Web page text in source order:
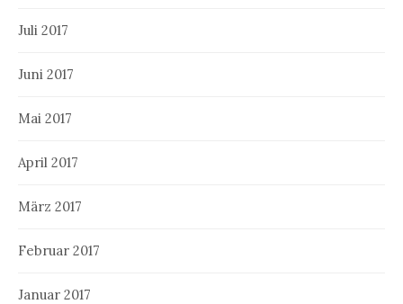
Juli 2017
Juni 2017
Mai 2017
April 2017
März 2017
Februar 2017
Januar 2017